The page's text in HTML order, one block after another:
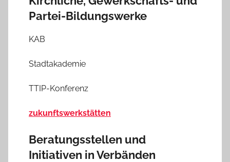
Partei-Bildungswerke
KAB
Stadtakademie
TTIP-Konferenz
zukunftswerkstätten
Beratungsstellen und
Initiativen in Verbänden